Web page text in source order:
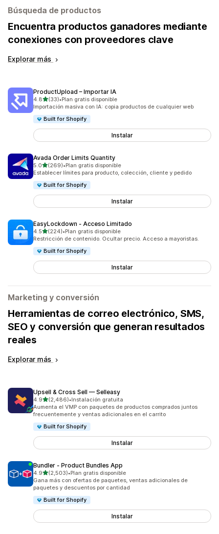
Búsqueda de productos
Encuentra productos ganadores mediante
conexiones con proveedores clave
Explorar más
ProductUpload – Importar IA
4.8de 5 estrellas
(33)
33 reseñas en total
•Plan gratis disponible
Importación masiva con IA: copia productos de cualquier web
Built for Shopify
Instalar
Avada Order Limits Quantity
5.0de 5 estrellas
(269)
269 reseñas en total
•Plan gratis disponible
Establecer límites para producto, colección, cliente y pedido
Built for Shopify
Instalar
EasyLockdown ‑ Acceso Limitado
4.5de 5 estrellas
(224)
224 reseñas en total
•Plan gratis disponible
Restricción de contenido. Ocultar precio. Acceso a mayoristas.
Built for Shopify
Instalar
Marketing y conversión
Herramientas de correo electrónico, SMS,
SEO y conversión que generan resultados
reales
Explorar más
Upsell & Cross Sell — Selleasy
4.9de 5 estrellas
(2,486)
2486 reseñas en total
•Instalación gratuita
Aumenta el VMP con paquetes de productos comprados juntos
frecuentemente y ventas adicionales en el carrito
Built for Shopify
Instalar
Bundler ‑ Product Bundles App
4.9de 5 estrellas
(2,503)
2503 reseñas en total
•Plan gratis disponible
Gana más con ofertas de paquetes, ventas adicionales de
paquetes y descuentos por cantidad
Built for Shopify
Instalar